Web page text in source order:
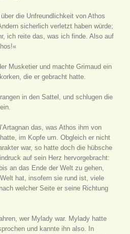
die Unfreundlichkeit von Athos
sicherlich verletzt haben würde;
ich reite das, was ich finde. Also auf
Musketier und machte Grimaud ein
die er gebracht hatte.
in den Sattel, und schlugen die
das, was Athos ihm von
im Kopfe um. Obgleich er nicht
war, so hatte doch die hübsche
auf sein Herz hervorgebracht:
an das Ende der Welt zu gehen,
hat, insofern sie rund ist, viele
welcher Seite er seine Richtung
wer Mylady war. Mylady hatte
und kannte ihn also. In